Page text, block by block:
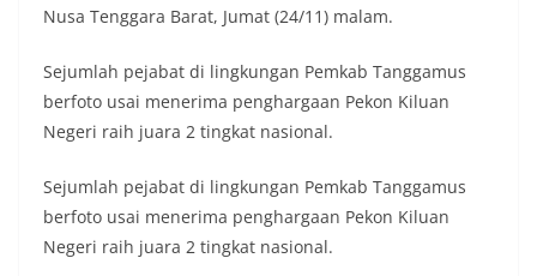
Nusa Tenggara Barat, Jumat (24/11) malam.
Sejumlah pejabat di lingkungan Pemkab Tanggamus
berfoto usai menerima penghargaan Pekon Kiluan
Negeri raih juara 2 tingkat nasional.
Sejumlah pejabat di lingkungan Pemkab Tanggamus
berfoto usai menerima penghargaan Pekon Kiluan
Negeri raih juara 2 tingkat nasional.